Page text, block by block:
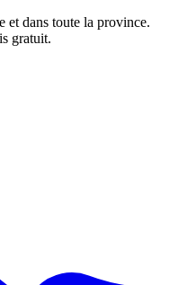
dans toute la province.
gratuit.